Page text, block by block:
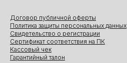
Договор публичной оферты
Политика защиты персональных данных
Свидетельство о регистрации
Сертификат соответствия на ПК
Кассовый чек
Гарантийный талон